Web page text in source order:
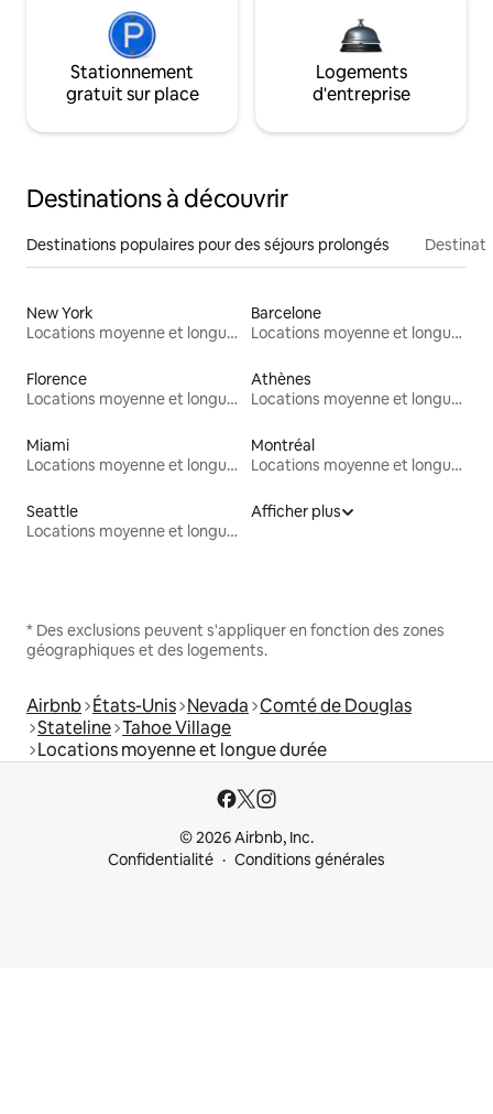
Stationnement
gratuit sur place
Logements
d'entreprise
Destinations à découvrir
Destinations populaires pour des séjours prolongés
New York
Locations moyenne et longue durée
Barcelone
Locations moyenne et longue durée
Florence
Locations moyenne et longue durée
Athènes
Locations moyenne et longue durée
Miami
Locations moyenne et longue durée
Montréal
Locations moyenne et longue durée
Seattle
Locations moyenne et longue durée
Afficher plus
* Des exclusions peuvent s'appliquer en fonction des zones
géographiques et des logements.
Airbnb États-Unis Nevada Comté de Douglas
Stateline Tahoe Village
Locations moyenne et longue durée
© 2026 Airbnb, Inc.
Confidentialité
Conditions générales